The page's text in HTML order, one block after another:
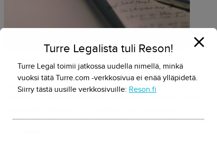
Tatuoinnin ottaminen on jo asian luonteen perusteella
ottamaan kuvaa tahtonsa vastaisesti ja että tatuoinnin ottaja
Turre Legalista tuli Reson!
Turre Legal toimii jatkossa uudella nimellä, minkä
vuoksi tätä Turre.com -verkkosivua ei enää ylläpidetä.
Siirry tästä uusille verkkosivuille: Reson.fi